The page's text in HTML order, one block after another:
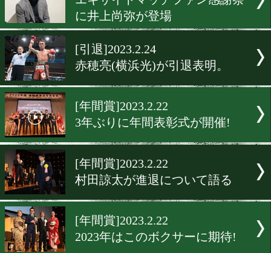
[空港取材]2023.2.25
那須川天心、ベガスでスパ
宿。
[挑戦]2023.2.25
久田哲也の24時間サンドバ
打ち企画がスタート!
[WOWOW]2023.2.24
エキサイトマッチファン感
に井上尚弥が登場
[引退]2023.2.24
赤穂亮(横浜光)が引退表明